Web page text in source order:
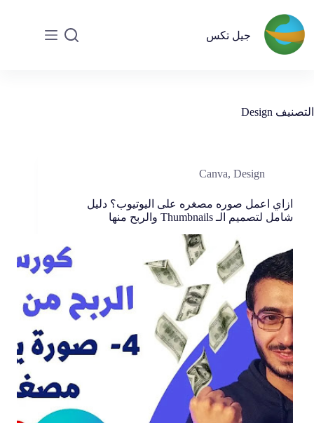
جيل تكس
التصنيف
Canva, Design
ازاي اعمل صوره مصغره على اليوتيوب؟ دليل
شامل لتصميم الـ Thumbnails والربح منها